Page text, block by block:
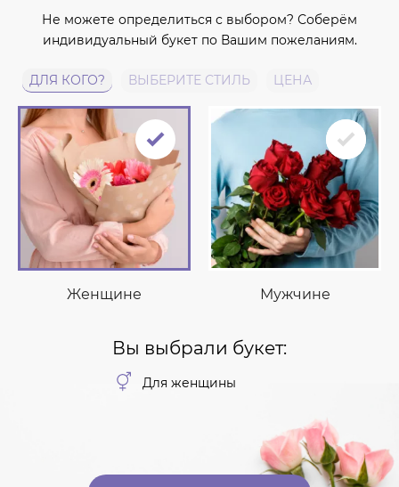
Не можете определиться с выбором? Соберём
индивидуальный букет по Вашим пожеланиям.
ДЛЯ КОГО? ВЫБЕРИТЕ СТИЛЬ ЦЕНА
Женщине Мужчине
Вы выбрали букет:
Для женщины